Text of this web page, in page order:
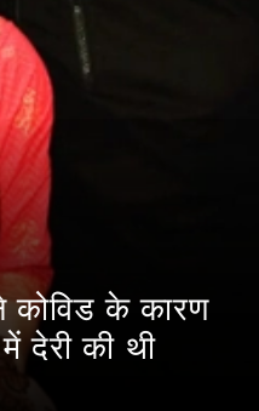
के कारण
देरी की थी